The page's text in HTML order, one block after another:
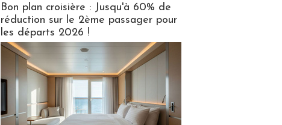
Bon plan croisière : Jusqu'à 60% de
réduction sur le 2ème passager pour
les départs 2026 !